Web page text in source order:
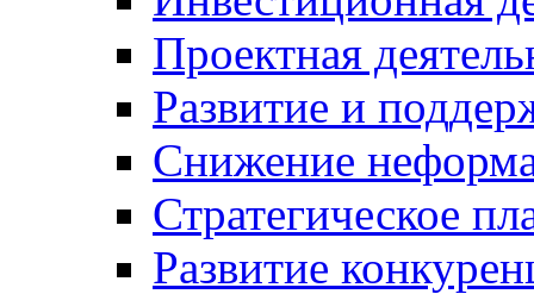
Проектная
Развитие и
Снижение
Стратегическое
Развитие